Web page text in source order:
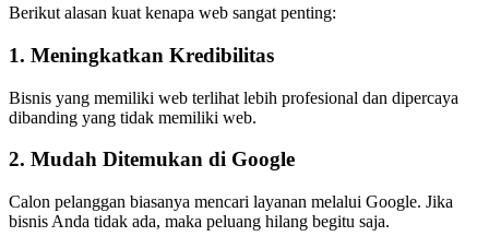
Berikut alasan kuat kenapa web sangat penting:
1. Meningkatkan Kredibilitas
Bisnis yang memiliki web terlihat lebih profesional dan dipercaya
dibanding yang tidak memiliki web.
2. Mudah Ditemukan di Google
Calon pelanggan biasanya mencari layanan melalui Google. Jika
bisnis Anda tidak ada, maka peluang hilang begitu saja.